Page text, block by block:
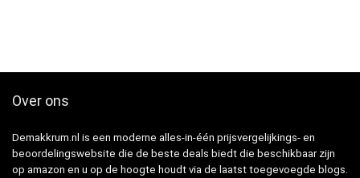
Over ons
Demakkrum.nl is een moderne alles-in-één prijsvergelijkings- en
beoordelingswebsite die de beste deals biedt die beschikbaar zijn
op amazon en u op de hoogte houdt via de laatst toegevoegde blogs.